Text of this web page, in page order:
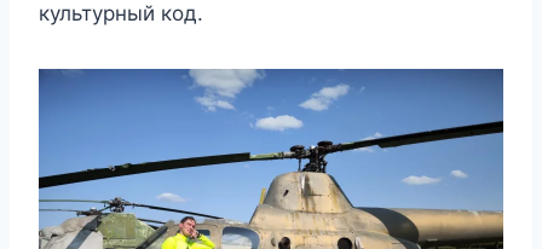
культурный код.